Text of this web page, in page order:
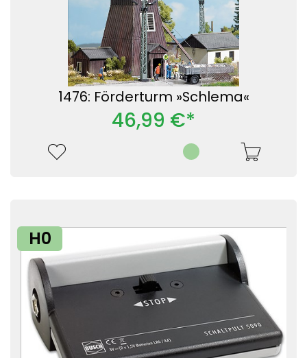
1476: Förderturm »Schlema«
46,99 €*
H0